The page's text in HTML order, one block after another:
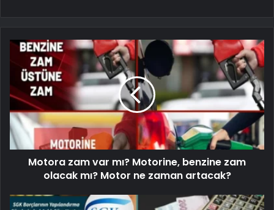
Motora zam var mı? Motorine, benzine zam
olacak mı? Motor ne zaman artacak?